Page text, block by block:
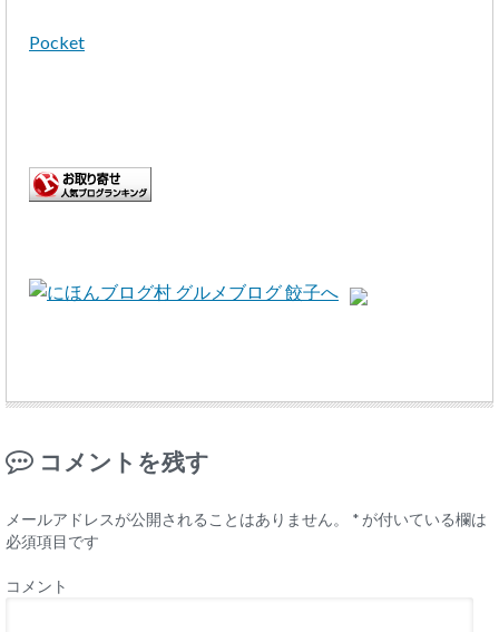
Pocket
コメントを残す
メールアドレスが公開されることはありません。 * が付いている欄は
必須項目です
コメント